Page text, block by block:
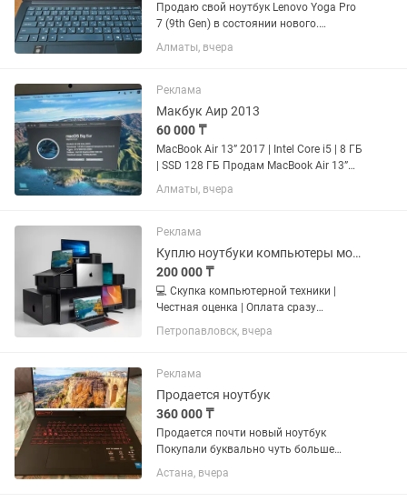
Продаю свой ноутбук Lenovo Yoga Pro
7 (9th Gen) в состоянии нового.
Покупался для работы с сайтами, AI-
инструментами, монтаж видео и
быстрый, тихий и автономный....
Алматы, вчера
Реклама
Макбук Аир 2013
60 000 ₸
MacBook Air 13” 2017 | Intel Core i5 | 8 ГБ
| SSD 128 ГБ Продам MacBook Air 13”
2017 в отличном состоянии. ✅
Процессор: Intel Core i5 1.8 GHz ✅
Накопитель: SSD 128 ГБ ✅...
Алматы, вчера
Реклама
Куплю ноутбуки компьютеры мониторы видеокарты LCD TV
200 000 ₸
💻 Скупка компьютерной техники |
Честная оценка | Оплата сразу
Петропавловск | Покупаем быстро и
выгодно 🤔 Хотите продать ноутбук,
время на долгие переговоры —...
Петропавловск, вчера
Реклама
Продается ноутбук
360 000 ₸
Продается почти новый ноутбук
Покупали буквально чуть больше
недели Чек гарантия Продаю так как
думал что будет больше времени на
Астана, вчера